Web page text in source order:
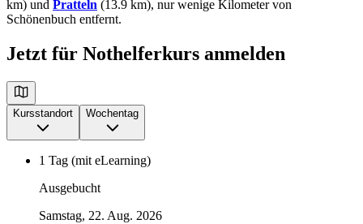
km) und Pratteln (13.9 km), nur wenige Kilometer von
Schönenbuch entfernt.
Jetzt für Nothelferkurs anmelden
Kursstandort Wochentag
1 Tag (mit eLearning)
Ausgebucht
Samstag, 22. Aug. 2026